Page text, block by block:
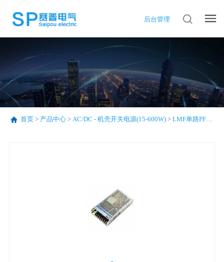
后台管理
首页> 产品中心> AC/DC - 机壳开关电源(15-600W)> LMF单路PFC系列(75-320W)